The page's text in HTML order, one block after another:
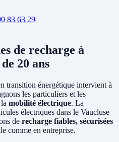
83 63 29
de recharge à
20 ans
transition énergétique intervient à
les particuliers et les
mobilité électrique. La
électriques dans le Vaucluse
de recharge fiables, sécurisées
comme en entreprise.